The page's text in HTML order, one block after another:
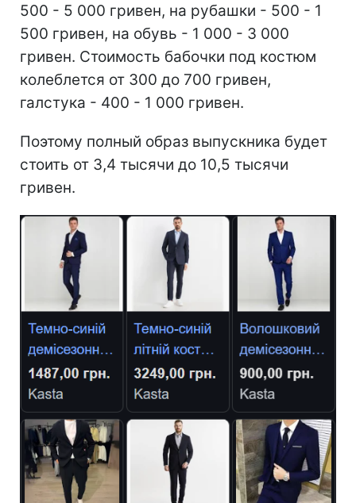
500 - 5 000 гривен, на рубашки - 500 - 1
500 гривен, на обувь - 1 000 - 3 000
гривен. Стоимость бабочки под костюм
колеблется от 300 до 700 гривен,
галстука - 400 - 1 000 гривен.
Поэтому полный образ выпускника будет
стоить от 3,4 тысячи до 10,5 тысячи
гривен.